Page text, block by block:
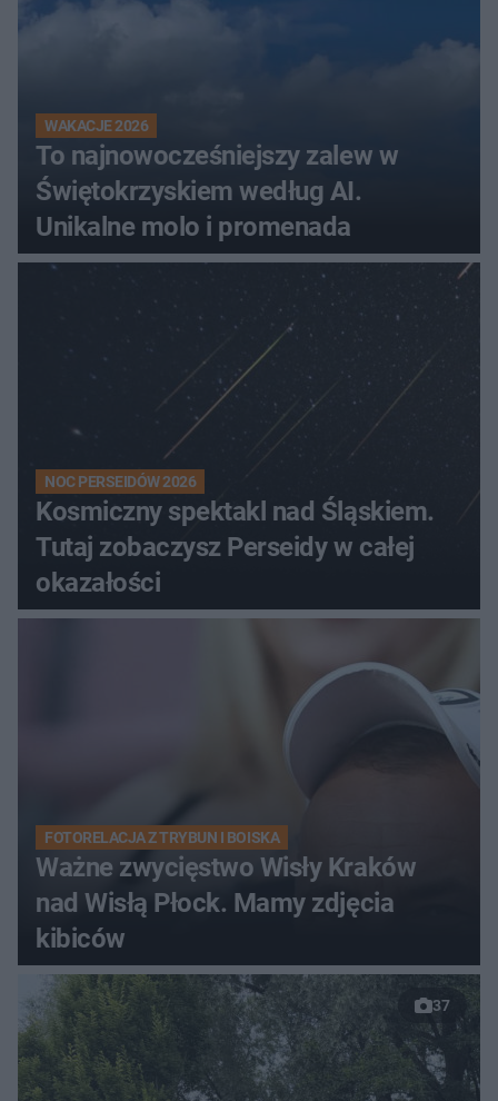
WAKACJE 2026
To najnowocześniejszy zalew w
Świętokrzyskiem według AI.
Unikalne molo i promenada
NOC PERSEIDÓW 2026
Kosmiczny spektakl nad Śląskiem.
Tutaj zobaczysz Perseidy w całej
okazałości
FOTORELACJA Z TRYBUN I BOISKA
Ważne zwycięstwo Wisły Kraków
nad Wisłą Płock. Mamy zdjęcia
kibiców
37